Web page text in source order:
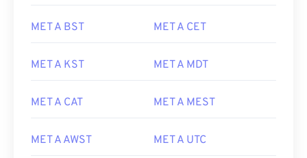
MET A BST MET A CET
MET A KST MET A MDT
MET A CAT MET A MEST
MET A AWST MET A UTC